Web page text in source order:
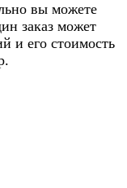
вы можете
заказ может
и его стоимость